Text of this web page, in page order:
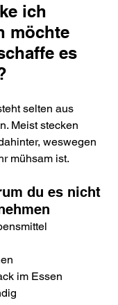
ich
möchte
es
selten aus
Meist stecken
weswegen
mühsam ist.
du es nicht
im Essen